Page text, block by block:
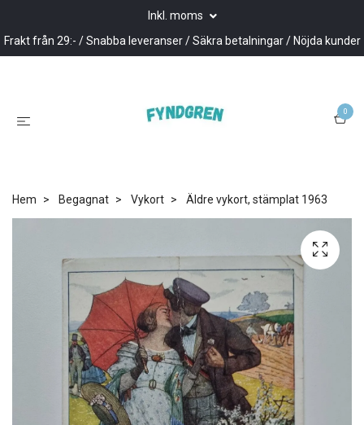
Inkl. moms
Frakt från 29:- / Snabba leveranser / Säkra betalningar / Nöjda kunder
0
Hem Begagnat Vykort Äldre vykort, stämplat 1963